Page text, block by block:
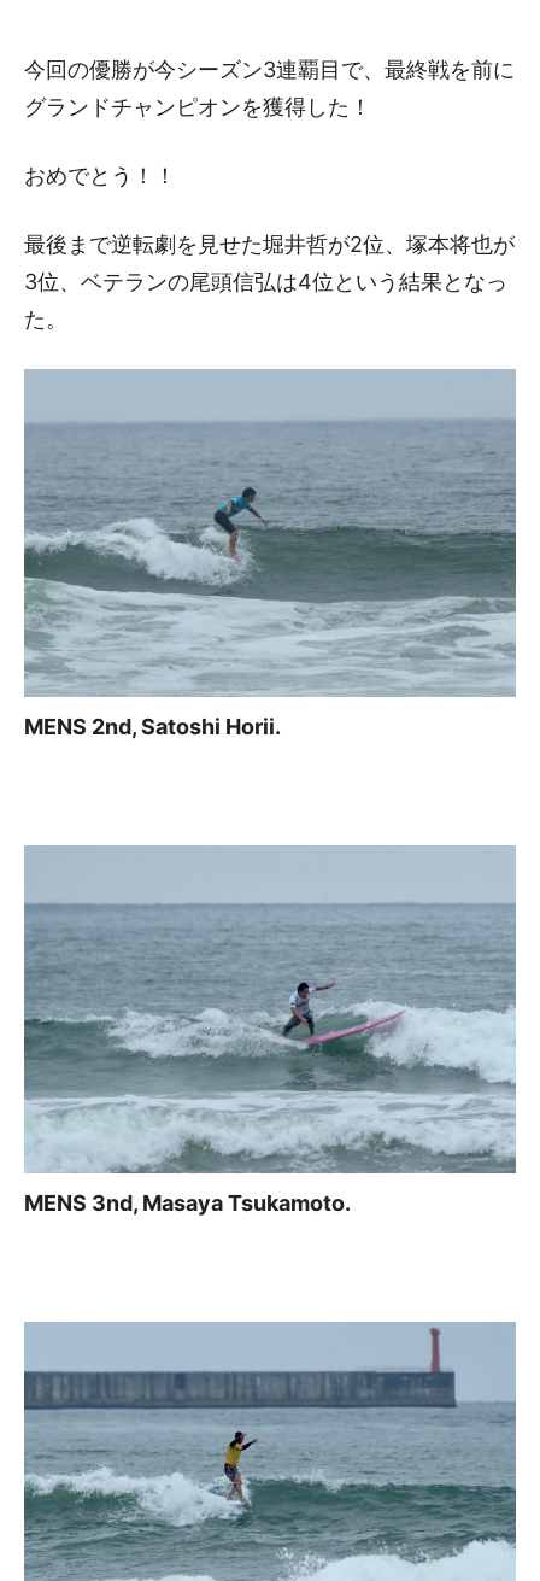
今回の優勝が今シーズン3連覇目で、最終戦を前に
グランドチャンピオンを獲得した！
おめでとう！！
最後まで逆転劇を見せた堀井哲が2位、塚本将也が
3位、ベテランの尾頭信弘は4位という結果となっ
た。
MENS 2nd, Satoshi Horii.
MENS 3nd, Masaya Tsukamoto.